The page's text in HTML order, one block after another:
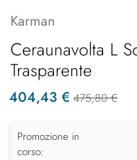
Karman
Ceraunavolta L
Trasparente
404,43 € 475,80 €
Promozione in
corso: